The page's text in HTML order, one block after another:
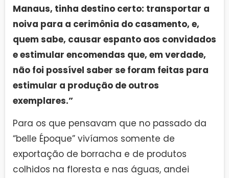
Manaus, tinha destino certo: transportar a
noiva para a cerimônia do casamento, e,
quem sabe, causar espanto aos convidados
e estimular encomendas que, em verdade,
não foi possível saber se foram feitas para
estimular a produção de outros
exemplares.”
Para os que pensavam que no passado da
“belle Époque” vivíamos somente de
exportação de borracha e de produtos
colhidos na floresta e nas águas, andei